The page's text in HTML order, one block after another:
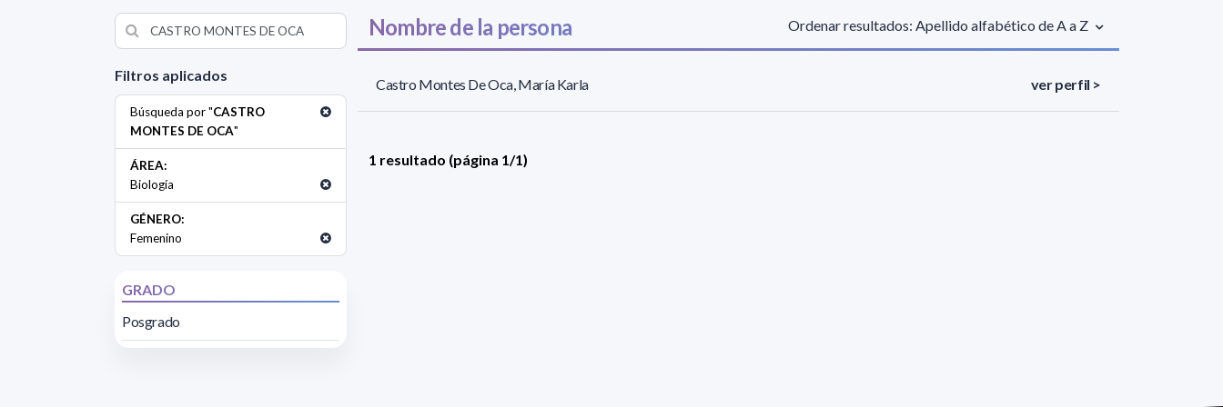
Filtros aplicados
Búsqueda por "CASTRO
MONTES DE OCA"
ÁREA:
Biología
GÉNERO:
Femenino
GRADO
Posgrado
Nombre de la persona Ordenar resultados: Apellido alfabético de A a Z
Castro Montes De Oca, María Karla ver perfil >
1 resultado (página 1/1)